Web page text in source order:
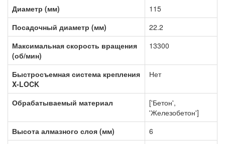
Диаметр (мм)
115
Посадочный диаметр (мм)
22.2
Максимальная скорость вращения
(об/мин)
13300
Быстросъемная система крепления
X-LOCK
Нет
Обрабатываемый материал
['Бетон',
'Железобетон']
Высота алмазного слоя (мм)
6